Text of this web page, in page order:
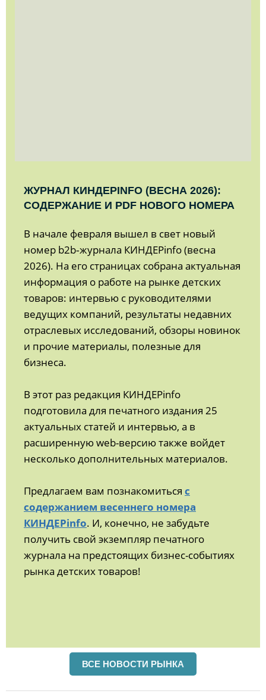
ЖУРНАЛ КИНДЕРINFO (ВЕСНА 2026):
СОДЕРЖАНИЕ И PDF НОВОГО НОМЕРА
В начале февраля вышел в свет новый
номер b2b‑журнала КИНДЕРinfo (весна
2026). На его страницах собрана актуальная
информация о работе на рынке детских
товаров: интервью с руководителями
ведущих компаний, результаты недавних
отраслевых исследований, обзоры новинок
и прочие материалы, полезные для
бизнеса.
В этот раз редакция КИНДЕРinfo
подготовила для печатного издания 25
актуальных статей и интервью, а в
расширенную web-версию также войдет
несколько дополнительных материалов.
Предлагаем вам познакомиться с
содержанием весеннего номера
КИНДЕРinfo. И, конечно, не забудьте
получить свой экземпляр печатного
журнала на предстоящих бизнес-событиях
рынка детских товаров!
ВСЕ НОВОСТИ РЫНКА